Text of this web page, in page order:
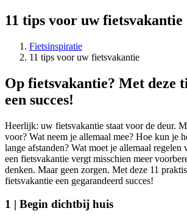
11 tips voor uw fietsvakantie
Fietsinspiratie
11 tips voor uw fietsvakantie
Op fietsvakantie? Met deze
een succes!
Heerlijk: uw fietsvakantie staat voor de deur.
voor? Wat neem je allemaal mee? Hoe kun je
lange afstanden? Wat moet je allemaal regelen
een fietsvakantie vergt misschien meer
denken. Maar geen zorgen. Met deze 11
fietsvakantie een gegarandeerd succes!
1 | Begin dichtbij huis